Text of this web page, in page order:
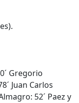
Gregorio
Juan Carlos
52´ Paez y